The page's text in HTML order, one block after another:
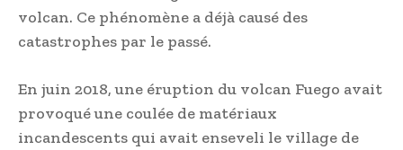
volcan. Ce phénomène a déjà causé des
catastrophes par le passé.
En juin 2018, une éruption du volcan Fuego avait
provoqué une coulée de matériaux
incandescents qui avait enseveli le village de